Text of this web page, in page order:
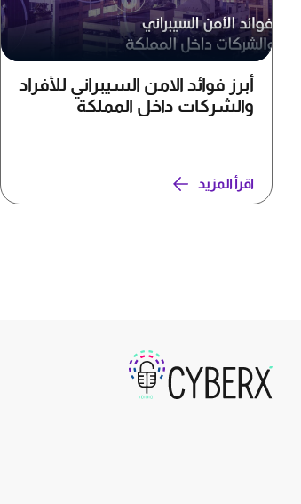
أبرز فوائد الامن السيبراني للأفراد
والشركات داخل المملكة
اقرأ المزيد